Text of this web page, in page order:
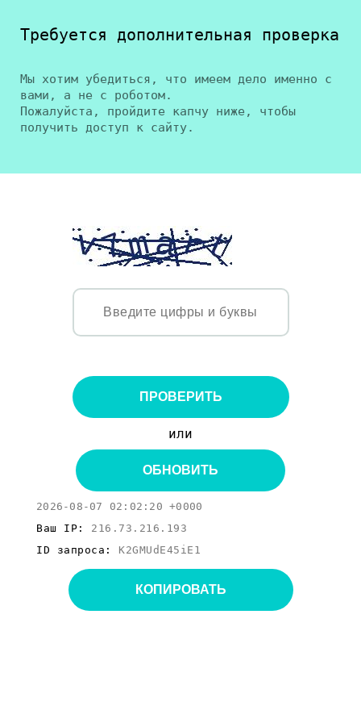
Требуется дополнительная проверка
Мы хотим убедиться, что имеем дело именно с
вами, а не с роботом.
Пожалуйста, пройдите капчу ниже, чтобы
получить доступ к сайту.
ПРОВЕРИТЬ
или
ОБНОВИТЬ
2026-08-07 02:02:20 +0000
Ваш IP: 216.73.216.193
ID запроса: K2GMUdE45iE1
КОПИРОВАТЬ